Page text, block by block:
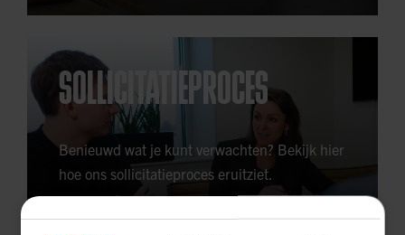
SOLLICITATIEPROCES
Benieuwd wat je kunt verwachten? Bekijk hier
hoe ons sollicitatieproces eruitziet.